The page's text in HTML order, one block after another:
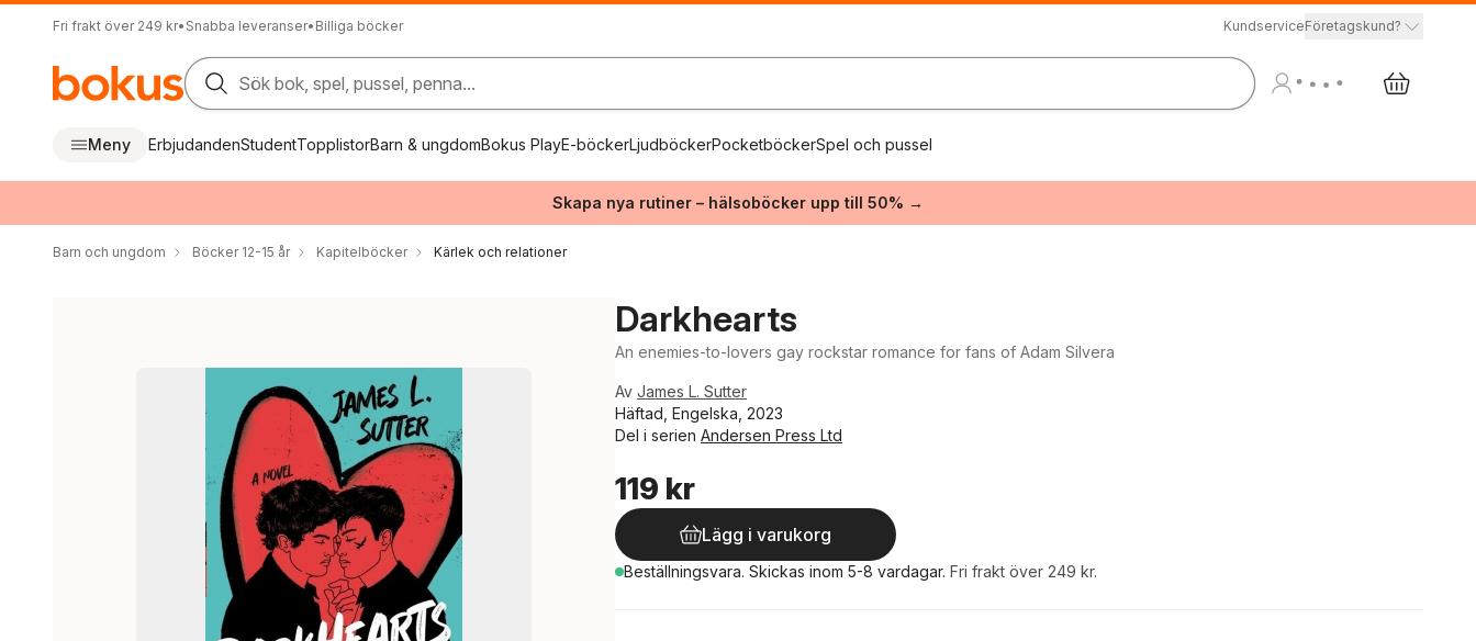
Fri frakt över 249 kr• Snabba leveranser• Billiga böcker KundserviceFöretagskund?
Sök bok, spel, pussel, penna...
Meny ErbjudandenStudentTopplistorBarn & ungdomBokus PlayE-böckerLjudböckerPocketböckerSpel och pussel
Skapa nya rutiner – hälsoböcker upp till 50% →
Barn och ungdom Böcker 12-15 år Kapitelböcker Kärlek och relationer
Darkhearts
An enemies-to-lovers gay rockstar romance for fans of Adam Silvera
Av James L. Sutter
Häftad, Engelska, 2023
Del i serien Andersen Press Ltd
119 kr
Lägg i varukorg
Beställningsvara. Skickas inom 5-8 vardagar. Fri frakt över 249 kr.